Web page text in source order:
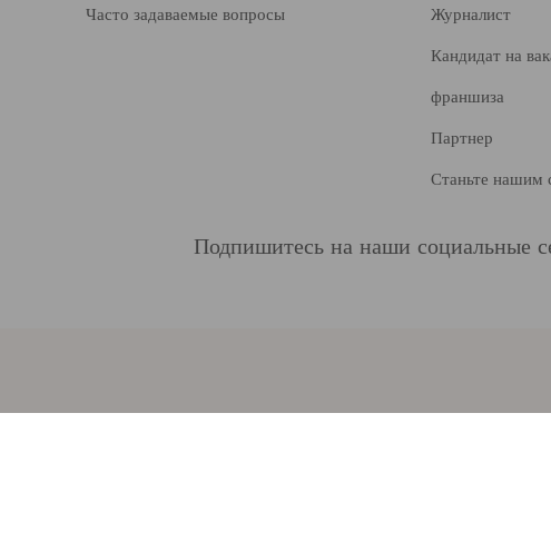
Часто задаваемые вопросы Журналист
Кандидат на
франшиза
Партнер
Станьте нашим
Подпишитесь на наши социальные